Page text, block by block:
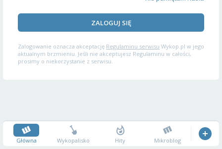
ZALOGUJ SIĘ
Zalogowanie oznacza akceptację Regulaminu serwisu Wykop.pl w jego
aktualnym brzmieniu. Jeśli nie akceptujesz Regulaminu w całości,
prosimy o niekorzystanie z serwisu.
Główna Wykopalisko Hity Mikroblog